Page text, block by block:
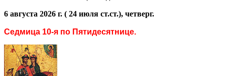
6 августа 2026 г. ( 24 июля ст.ст.), четверг.
Седмица 10-я по Пятидесятнице.